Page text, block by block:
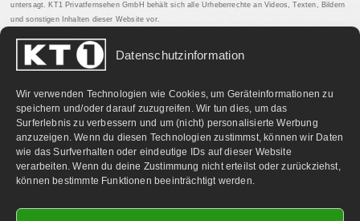
Datenschutzinformation
Wir verwenden Technologien wie Cookies, um Geräteinformationen zu
speichern und/oder darauf zuzugreifen. Wir tun dies, um das
Surferlebnis zu verbessern und um (nicht) personalisierte Werbung
anzuzeigen. Wenn du diesen Technologien zustimmst, können wir Daten
wie das Surfverhalten oder eindeutige IDs auf dieser Website
verarbeiten. Wenn du deine Zustimmung nicht erteilst oder zurückziehst,
können bestimmte Funktionen beeinträchtigt werden.
untersagt. KT1 Privatfernsehen GmbH behält sich alle Urheberrechte an Videos, Texten, Bildern
und sonstigen Inhalten dieser Website vor.
PARTNERLINKS: